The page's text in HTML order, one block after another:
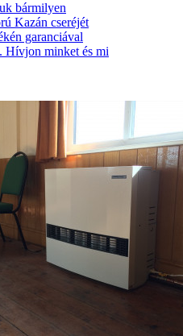
bármilyen
Kazán cseréjét
garanciával
Hívjon minket és mi